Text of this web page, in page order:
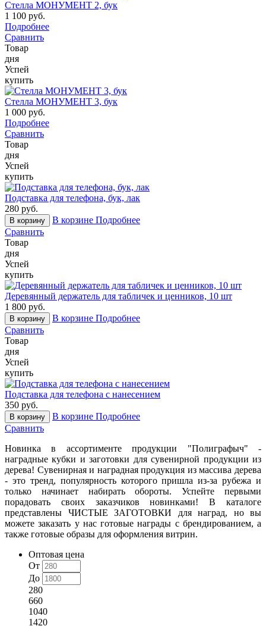
Стелла МОНУМЕНТ 2, бук
1 100 руб.
Подробнее
Сравнить
Товар
дня
Успей
купить
Стелла МОНУМЕНТ 3, бук
1 000 руб.
Подробнее
Сравнить
Товар
дня
Успей
купить
Подставка для телефона, бук, лак
280 руб.
В корзину В корзине Подробнее
Сравнить
Товар
дня
Успей
купить
Деревянный держатель для табличек и ценников, 10 шт
1 800 руб.
В корзину В корзине Подробнее
Сравнить
Товар
дня
Успей
купить
Подставка для телефона с нанесением
350 руб.
В корзину В корзине Подробнее
Сравнить
Новинка в ассортименте продукции "Полиграфыч" -
наградные кубки и заготовки для сувенирной продукции из
дерева! Сувенирная и наградная продукция из массива дерева
- это тренд, популярность которого пришла из-за рубежа и
только начинает набирать обороты. Успейте первыми
порадовать своих заказчиков новинками! В каталоге
представлены ЧИСТЫЕ ЗАГОТОВКИ для наград, но вы
можете заказать у нас готовые награды с брендированием, а
также готовые образы для оформления витрин.
Оптовая цена
От
До
280
660
1040
1420